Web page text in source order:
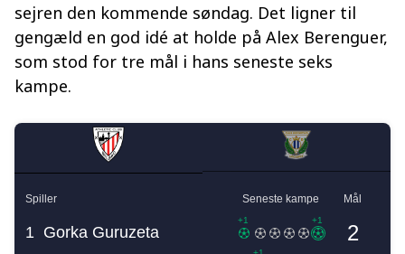
sejren den kommende søndag. Det ligner til
gengæld en god idé at holde på Alex Berenguer,
som stod for tre mål i hans seneste seks
kampe.